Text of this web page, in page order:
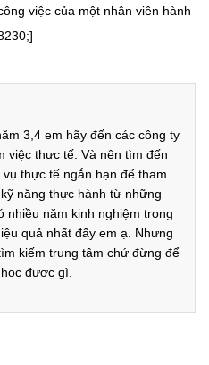
việc của một nhân viên hành
3,4 em hãy đến các công ty
việc thưc tế. Và nên tìm đến
thực tế ngắn hạn để tham
năng thực hành từ những
nhiều năm kinh nghiệm trong
quả nhất đấy em ạ. Nhưng
kiếm trung tâm chứ đừng để
được gì.